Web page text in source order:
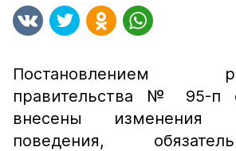
Постановлением
правительства № 95-п
внесены изменения
поведения,